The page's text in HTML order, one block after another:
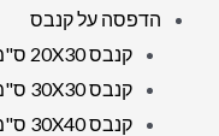
הדפסה על קנבס
קנבס 20X30 ס"מ
קנבס 30X30 ס"מ
קנבס 30X40 ס"מ